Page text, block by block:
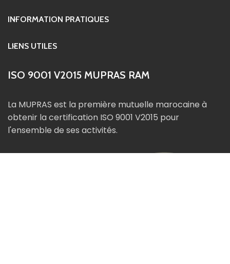
INFORMATION PRATIQUES
LIENS UTILES
ISO 9001 V2015 MUPRAS RAM
La MUPRAS est la première mutuelle marocaine à
obtenir la certification ISO 9001 V2015 pour
l'ensemble de ses activités.